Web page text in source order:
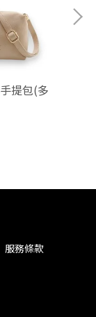
提包(多
服務條款